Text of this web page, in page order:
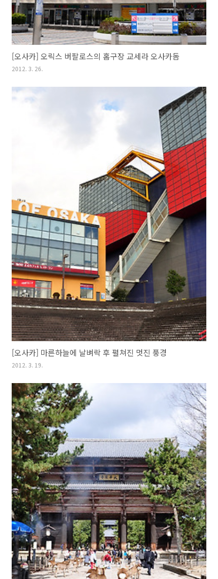
[오사카] 오릭스 버팔로스의 홈구장 교세라 오사카돔
2012. 3. 26.
[오사카] 마른하늘에 날벼락 후 펼쳐진 멋진 풍경
2012. 3. 19.